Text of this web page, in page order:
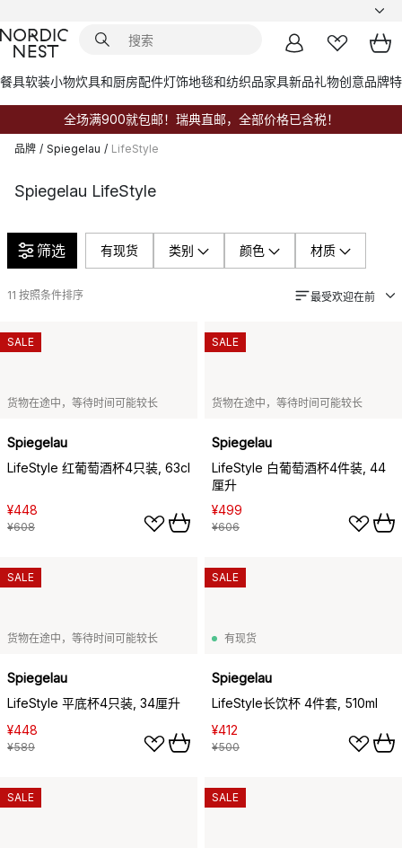
餐具软装小物炊具和厨房配件灯饰地毯和纺织品家具新品礼物创意品牌
全场满900就包邮！瑞典直邮，全部价格已含税！
品牌 / Spiegelau / LifeStyle
Spiegelau LifeStyle
筛选 有现货 类别 颜色 材质
11 按照条件排序 最受欢迎在前
货物在途中，等待时间可能较长
Spiegelau
LifeStyle 红葡萄酒杯4只装, 63cl
¥448
¥608
SALE
货物在途中，等待时间可能较长
Spiegelau
LifeStyle 白葡萄酒杯4件装, 44
厘升
¥499
¥606
SALE
货物在途中，等待时间可能较长
Spiegelau
LifeStyle 平底杯4只装, 34厘升
¥448
¥589
SALE
有现货
Spiegelau
LifeStyle长饮杯 4件套, 510ml
¥412
¥500
SALE
SALE SALE